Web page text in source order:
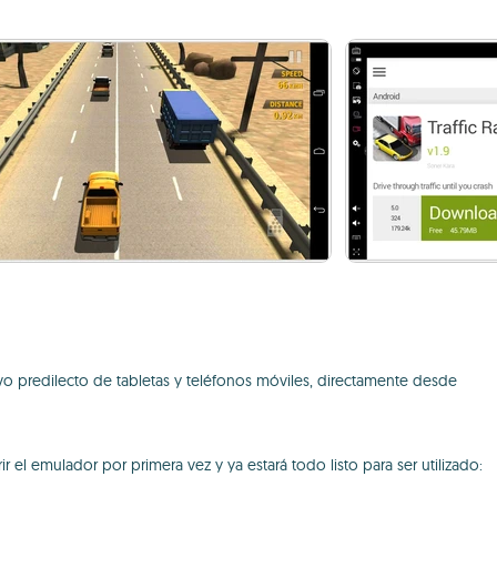
predilecto de tabletas y teléfonos móviles, directamente desde
el emulador por primera vez y ya estará todo listo para ser utilizado: